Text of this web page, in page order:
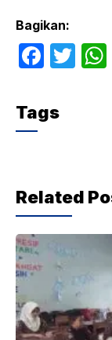
Bagikan:
F
c
e
o
k
T
Tags
Related